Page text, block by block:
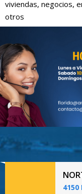
viviendas, negocios,
otros